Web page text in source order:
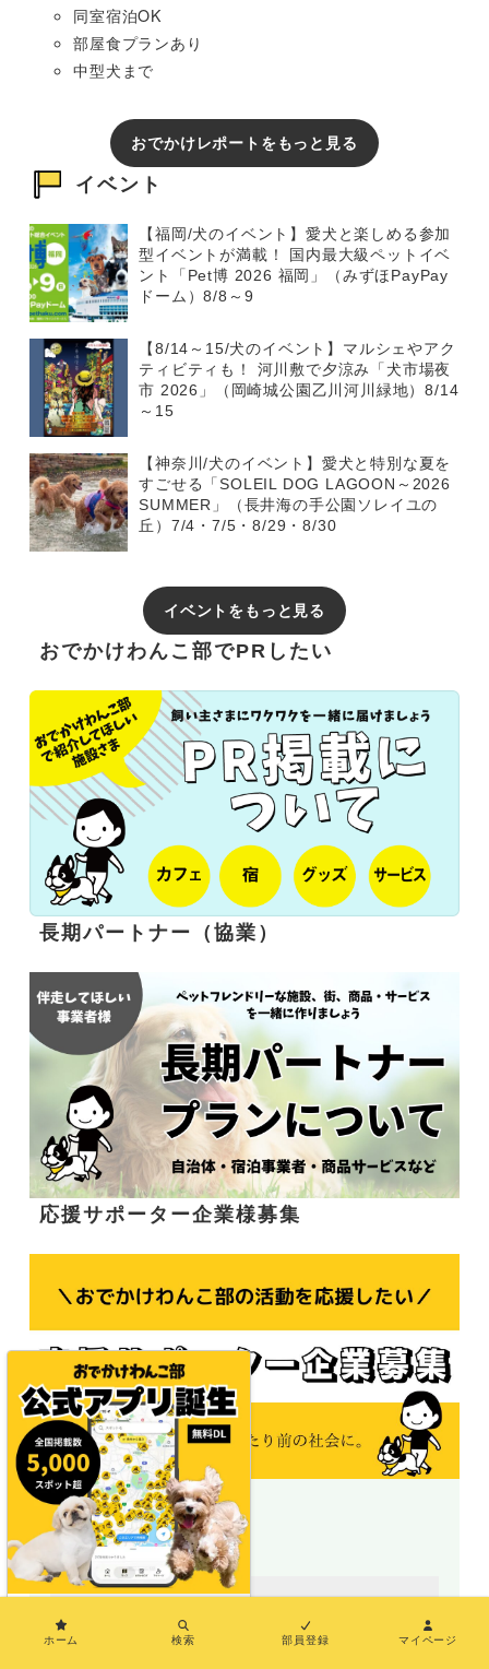
同室宿泊OK
部屋食プランあり
中型犬まで
おでかけレポートをもっと見る
イベント
【福岡/犬のイベント】愛犬と楽しめる参加
型イベントが満載！ 国内最大級ペットイベ
ント「Pet博 2026 福岡」（みずほPayPay
ドーム）8/8～9
【8/14～15/犬のイベント】マルシェやアク
ティビティも！ 河川敷で夕涼み「犬市場夜
市 2026」（岡崎城公園乙川河川緑地）8/14
～15
【神奈川/犬のイベント】愛犬と特別な夏を
すごせる「SOLEIL DOG LAGOON～2026
SUMMER」（長井海の手公園ソレイユの
丘）7/4・7/5・8/29・8/30
イベントをもっと見る
おでかけわんこ部でPRしたい
長期パートナー（協業）
応援サポーター企業様募集
＼地図で探せる／
ホーム 検索 部員登録 マイページ